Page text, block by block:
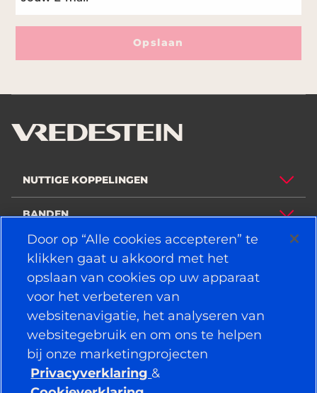
Opslaan
NUTTIGE KOPPELINGEN
BANDEN
BELEID
BEDRIJF
VERBONDEN BLIJVEN
Facebook
YouTube
Instagram
Door op “Alle cookies accepteren” te
klikken gaat u akkoord met het
opslaan van cookies op uw apparaat
voor het verbeteren van
websitenavigatie, het analyseren van
websitegebruik en om ons te helpen
bij onze marketingprojecten
Privacyverklaring &